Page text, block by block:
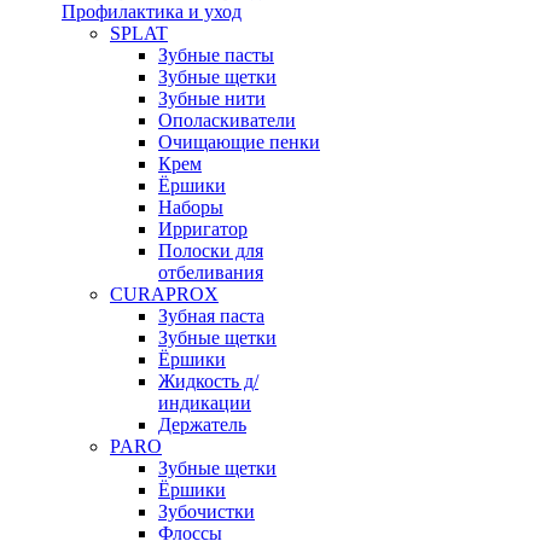
Профилактика и уход
SPLAT
Зубные пасты
Зубные щетки
Зубные нити
Ополаскиватели
Очищающие пенки
Крем
Ёршики
Наборы
Ирригатор
Полоски для
отбеливания
CURAPROX
Зубная паста
Зубные щетки
Ёршики
Жидкость д/
индикации
Держатель
PARO
Зубные щетки
Ёршики
Зубочистки
Флоссы